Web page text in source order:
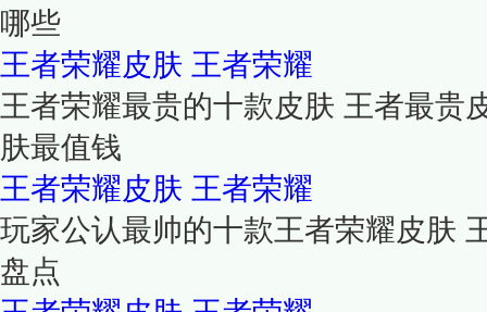
哪些
王者荣耀皮肤 王者荣耀
王者荣耀最贵的十款皮肤 王者最贵
肤最值钱
王者荣耀皮肤 王者荣耀
玩家公认最帅的十款王者荣耀皮肤
盘点